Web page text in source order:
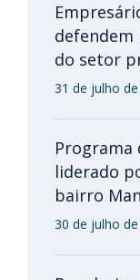
do setor
31 de julho
Programa
liderado
bairro
30 de julho